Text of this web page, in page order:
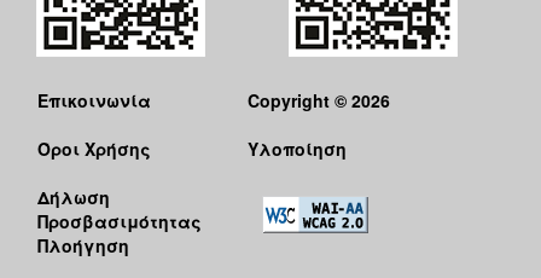
Επικοινωνία
Όροι Χρήσης
Δήλωση
Προσβασιμότητας
Πλοήγηση
Copyright © 2026
Υλοποίηση